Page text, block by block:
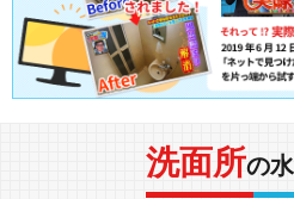
洗面所の